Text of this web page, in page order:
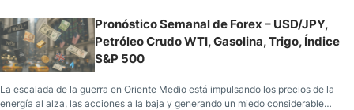
Pronóstico Semanal de Forex – USD/JPY,
Petróleo Crudo WTI, Gasolina, Trigo, Índice
S&P 500
La escalada de la guerra en Oriente Medio está impulsando los precios de la
energía al alza, las acciones a la baja y generando un miedo considerable